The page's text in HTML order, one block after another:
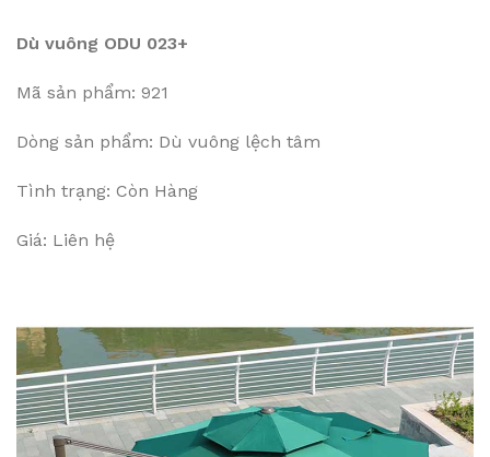
Dù vuông ODU 023+
Mã sản phẩm: 921
Dòng sản phẩm: Dù vuông lệch tâm
Tình trạng: Còn Hàng
Giá: Liên hệ